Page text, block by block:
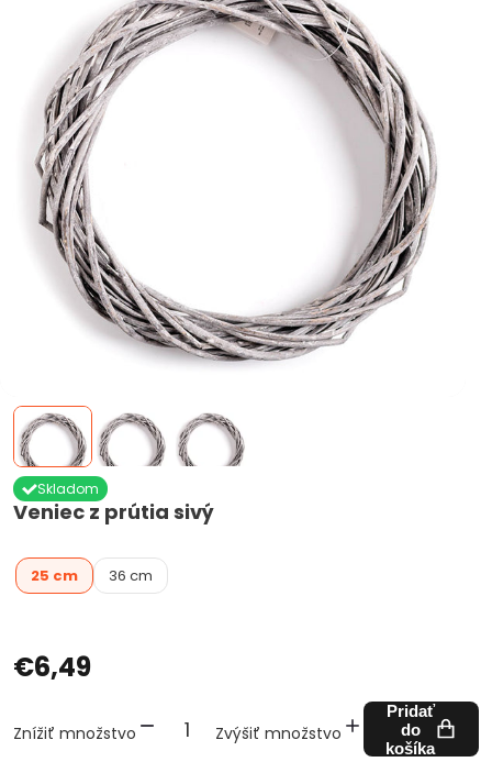
Veniec z prútia sivý
Skladom
25 cm 36 cm
€6,49
Znížiť množstvo Zvýšiť množstvo
Pridať
do
košíka